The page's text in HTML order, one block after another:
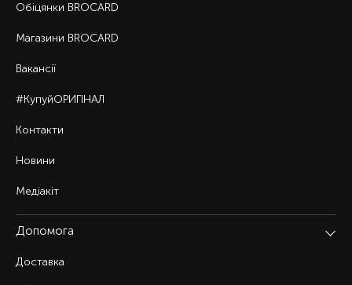
Обіцянки BROCARD
Магазини BROCARD
Вакансії
#КупуйОРИГІНАЛ
Контакти
Новини
Медіакіт
Допомога
Доставка